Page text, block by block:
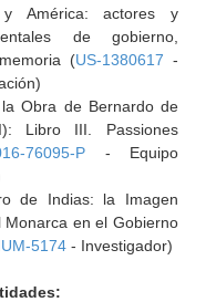
y América: actores y
de gobierno,
(US-1380617 -
Obra de Bernardo de
Libro III. Passiones
76095-P - Equipo
de Indias: la Imagen
Monarca en el Gobierno
5174- Investigador)